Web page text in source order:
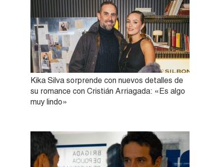
Kika Silva sorprende con nuevos detalles de
su romance con Cristián Arriagada: «Es algo
muy lindo»